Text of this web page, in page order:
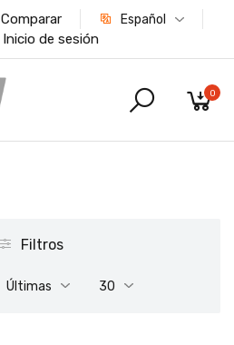
Comparar Español
Inicio de sesión
0
Filtros
Últimas 30